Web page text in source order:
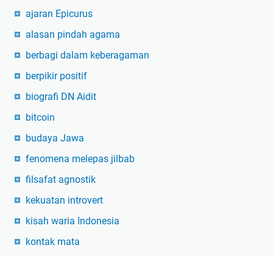
ajaran Epicurus
alasan pindah agama
berbagi dalam keberagaman
berpikir positif
biografi DN Aidit
bitcoin
budaya Jawa
fenomena melepas jilbab
filsafat agnostik
kekuatan introvert
kisah waria Indonesia
kontak mata